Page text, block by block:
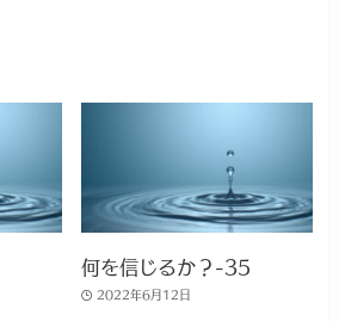
何を信じるか？-35
2022年6月12日